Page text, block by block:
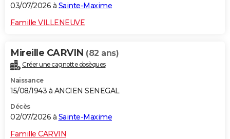
03/07/2026 à Sainte-Maxime
Famille VILLENEUVE
Mireille CARVIN (82 ans)
Créer une cagnotte obsèques
Naissance
15/08/1943 à ANCIEN SENEGAL
Décès
02/07/2026 à Sainte-Maxime
Famille CARVIN